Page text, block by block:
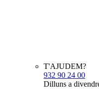
T'AJUDEM?
932 90 24 00
Dilluns a